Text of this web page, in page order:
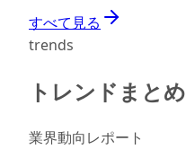
すべて見る
trends
トレンドまとめ
業界動向レポート